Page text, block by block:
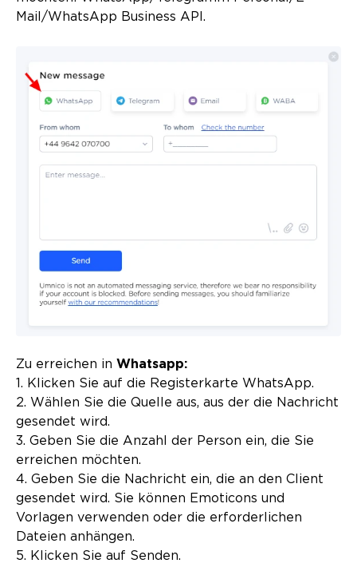
Mail/WhatsApp Business API.
Zu erreichen in Whatsapp:
1. Klicken Sie auf die Registerkarte WhatsApp.
2. Wählen Sie die Quelle aus, aus der die Nachricht
gesendet wird.
3. Geben Sie die Anzahl der Person ein, die Sie
erreichen möchten.
4. Geben Sie die Nachricht ein, die an den Client
gesendet wird. Sie können Emoticons und
Vorlagen verwenden oder die erforderlichen
Dateien anhängen.
5. Klicken Sie auf Senden.